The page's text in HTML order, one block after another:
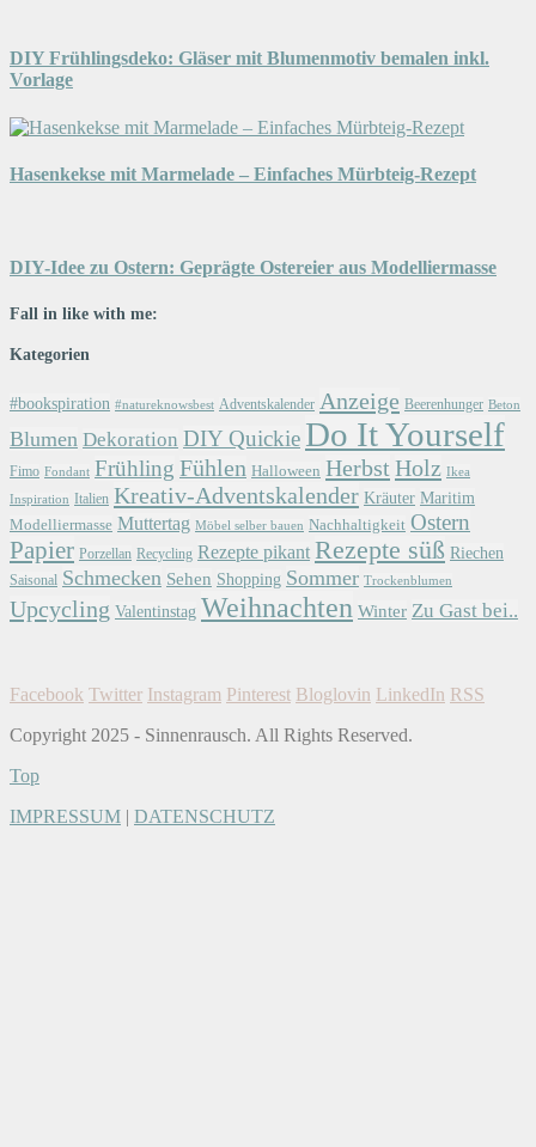
DIY Frühlingsdeko: Gläser mit Blumenmotiv bemalen inkl.
Vorlage
Hasenkekse mit Marmelade – Einfaches Mürbteig-Rezept
DIY-Idee zu Ostern: Geprägte Ostereier aus Modelliermasse
Fall in like with me:
Kategorien
#bookspiration #natureknowsbest Adventskalender Anzeige Beerenhunger Beton
Blumen Dekoration DIY Quickie Do It Yourself
Fimo Fondant Frühling Fühlen Halloween Herbst Holz Ikea
Inspiration Italien Kreativ-Adventskalender Kräuter Maritim
Modelliermasse Muttertag Möbel selber bauen Nachhaltigkeit Ostern
Papier Porzellan Recycling Rezepte pikant Rezepte süß Riechen
Saisonal Schmecken Sehen Shopping Sommer Trockenblumen
Upcycling Valentinstag Weihnachten Winter Zu Gast bei..
Facebook Twitter Instagram Pinterest Bloglovin LinkedIn RSS
Copyright 2025 - Sinnenrausch. All Rights Reserved.
Top
IMPRESSUM | DATENSCHUTZ